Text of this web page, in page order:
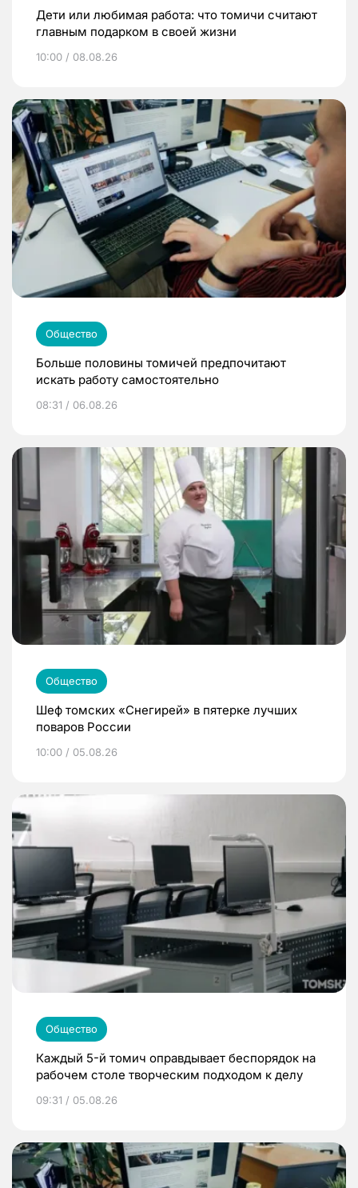
Дети или любимая работа: что томичи считают
главным подарком в своей жизни
10:00 / 08.08.26
Общество
Больше половины томичей предпочитают
искать работу самостоятельно
08:31 / 06.08.26
Общество
Шеф томских «Снегирей» в пятерке лучших
поваров России
10:00 / 05.08.26
Общество
Каждый 5-й томич оправдывает беспорядок на
рабочем столе творческим подходом к делу
09:31 / 05.08.26